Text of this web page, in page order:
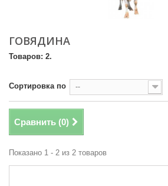
ГОВЯДИНА
Товаров: 2.
Сортировка по --
Сравнить (0)
Показано 1 - 2 из 2 товаров